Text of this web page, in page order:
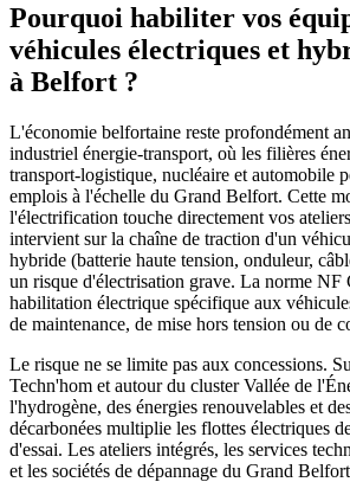
Pourquoi habiliter vos
véhicules électriques et
à Belfort ?
L'économie belfortaine reste profondément
industriel énergie-transport, où les filières
transport-logistique, nucléaire et automobile
emplois à l'échelle du Grand Belfort. Cette
l'électrification touche directement vos
intervient sur la chaîne de traction d'un
hybride (batterie haute tension, onduleur,
un risque d'électrisation grave. La norme NF
habilitation électrique spécifique aux
de maintenance, de mise hors tension ou de
Le risque ne se limite pas aux concessions.
Techn'hom et autour du cluster Vallée de
l'hydrogène, des énergies renouvelables et
décarbonées multiplie les flottes électriques
d'essai. Les ateliers intégrés, les services
et les sociétés de dépannage du Grand